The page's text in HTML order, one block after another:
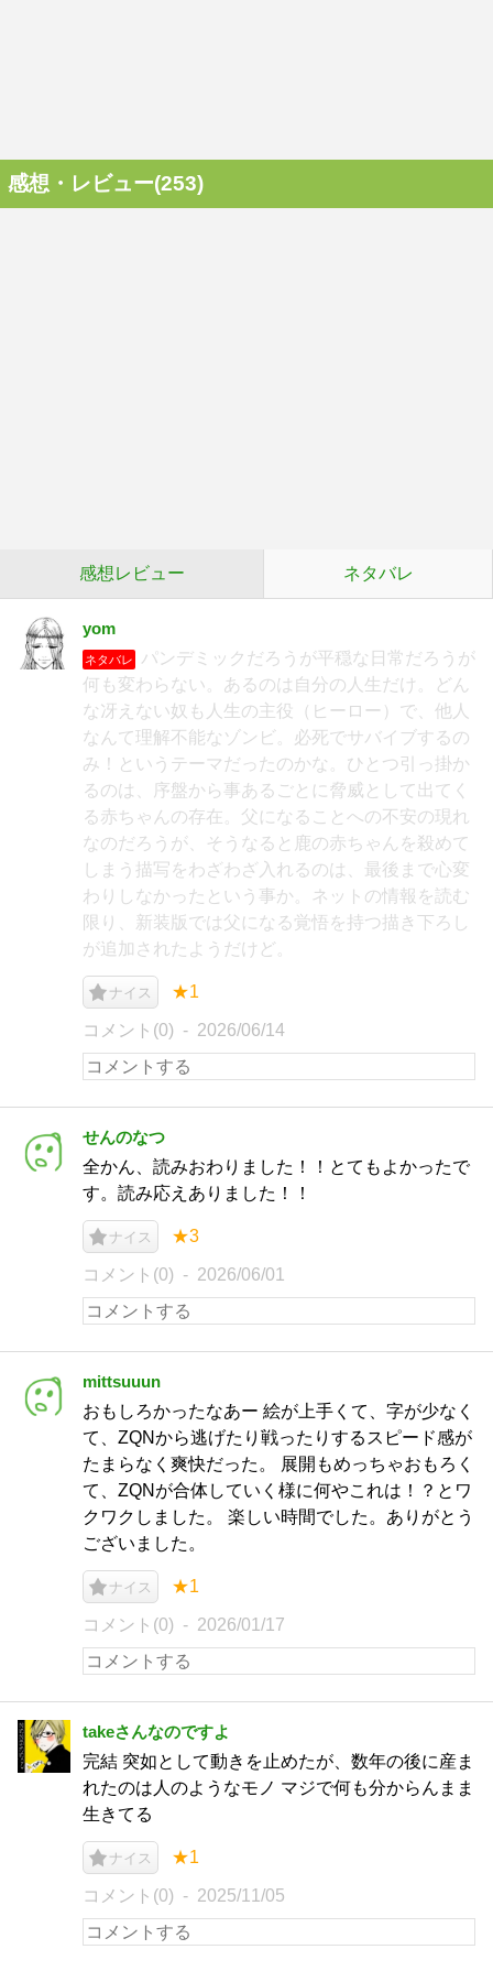
感想・レビュー(253)
感想レビュー ネタバレ
yom
ネタバレ
パンデミックだろうが平穏な日常だろうが
何も変わらない。あるのは自分の人生だけ。どん
な冴えない奴も人生の主役（ヒーロー）で、他人
なんて理解不能なゾンビ。必死でサバイブするの
み！というテーマだったのかな。ひとつ引っ掛か
るのは、序盤から事あるごとに脅威として出てく
る赤ちゃんの存在。父になることへの不安の現れ
なのだろうが、そうなると鹿の赤ちゃんを殺めて
しまう描写をわざわざ入れるのは、最後まで心変
わりしなかったという事か。ネットの情報を読む
限り、新装版では父になる覚悟を持つ描き下ろし
が追加されたようだけど。
ナイス ★1
コメント(0) 2026/06/14
せんのなつ
全かん、読みおわりました！！とてもよかったで
す。読み応えありました！！
ナイス ★3
コメント(0) 2026/06/01
mittsuuun
おもしろかったなあー 絵が上手くて、字が少なく
て、ZQNから逃げたり戦ったりするスピード感が
たまらなく爽快だった。 展開もめっちゃおもろく
て、ZQNが合体していく様に何やこれは！？とワ
クワクしました。 楽しい時間でした。ありがとう
ございました。
ナイス ★1
コメント(0) 2026/01/17
takeさんなのですよ
完結 突如として動きを止めたが、数年の後に産ま
れたのは人のようなモノ マジで何も分からんまま
生きてる
ナイス ★1
コメント(0) 2025/11/05